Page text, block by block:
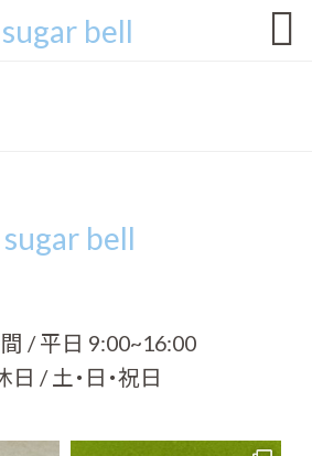
sugar bell 
sugar bell
/ 平日 9:00~16:00
日 / 土・日・祝日